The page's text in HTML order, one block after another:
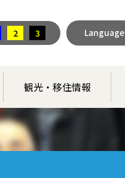
2 3 Language
観光・移住情報